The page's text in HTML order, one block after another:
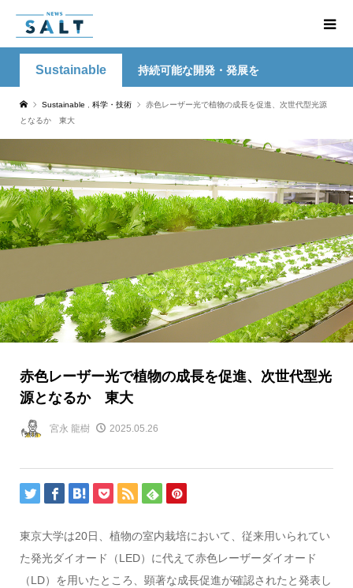
Sustainable 持続可能な開発・発展を
Sustainable 科学・技術
赤色レーザー光で植物の成長を促進、次世代型光源
となるか 東大
赤色レーザー光で植物の成長を促進、次世代型光
源となるか 東大
宮永 龍樹 2025.05.26
東京大学は20日、植物の室内栽培において、従来用いられてい
た発光ダイオード（LED）に代えて赤色レーザーダイオード
（LD）を用いたところ、顕著な成長促進が確認されたと発表し